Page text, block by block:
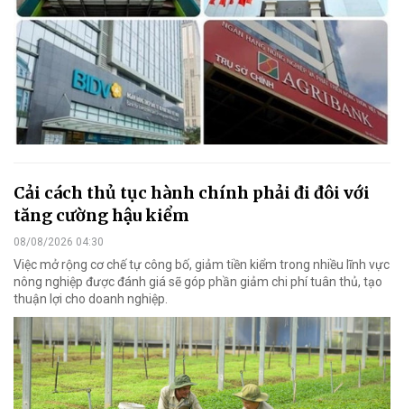
Cải cách thủ tục hành chính phải đi đôi với
tăng cường hậu kiểm
08/08/2026 04:30
Việc mở rộng cơ chế tự công bố, giảm tiền kiểm trong nhiều lĩnh vực
nông nghiệp được đánh giá sẽ góp phần giảm chi phí tuân thủ, tạo
thuận lợi cho doanh nghiệp.